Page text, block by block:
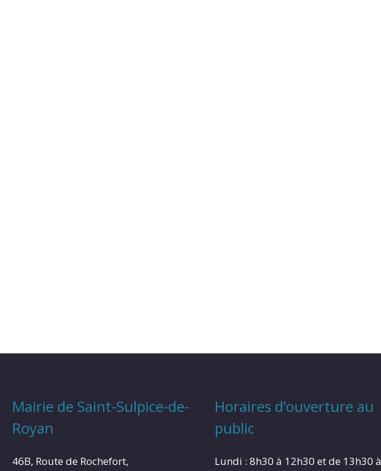
Mairie de Saint-Sulpice-de-
Royan
46B, Route de Rochefort,
Horaires d’ouverture au
public
Lundi : 8h30 à 12h30 et de 13h30 à